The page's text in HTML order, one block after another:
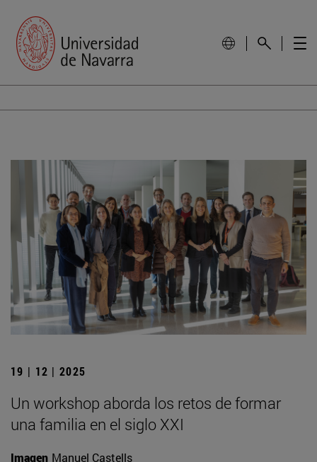
19 | 12 | 2025
Un workshop aborda los retos de formar
una familia en el siglo XXI
Imagen Manuel Castells